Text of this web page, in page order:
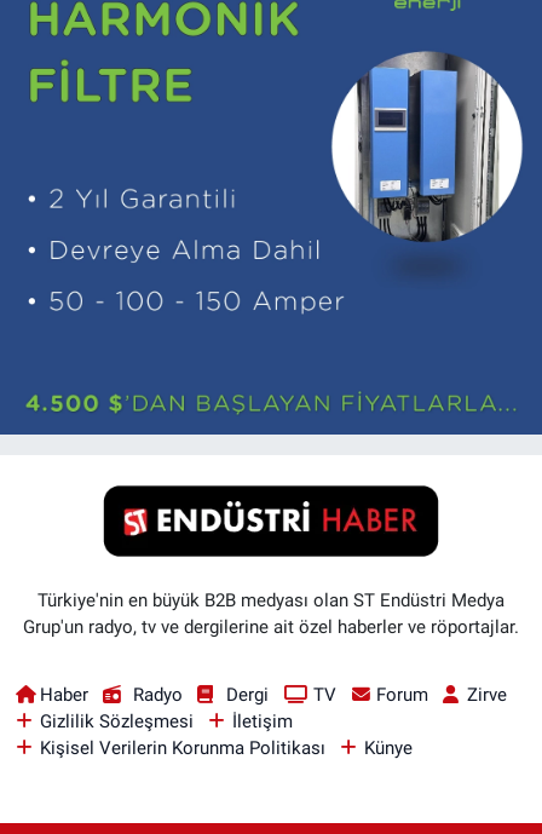
Türkiye'nin en büyük B2B medyası olan ST Endüstri Medya
Grup'un radyo, tv ve dergilerine ait özel haberler ve röportajlar.
Haber Radyo Dergi TV Forum
Zirve
Gizlilik Sözleşmesi
İletişim
Kişisel Verilerin Korunma Politikası
Künye